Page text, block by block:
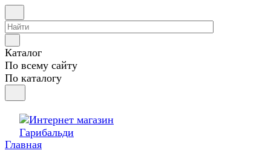
Каталог
По всему сайту
По каталогу
Главная